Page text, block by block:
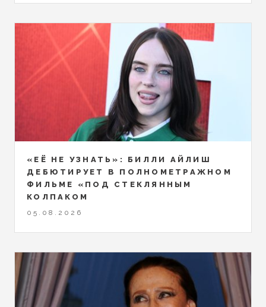
«ЕЁ НЕ УЗНАТЬ»: БИЛЛИ АЙЛИШ
ДЕБЮТИРУЕТ В ПОЛНОМЕТРАЖНОМ
ФИЛЬМЕ «ПОД СТЕКЛЯННЫМ
КОЛПАКОМ
05.08.2026